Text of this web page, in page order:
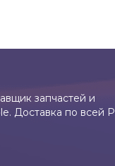
запчастей и
Доставка по всей